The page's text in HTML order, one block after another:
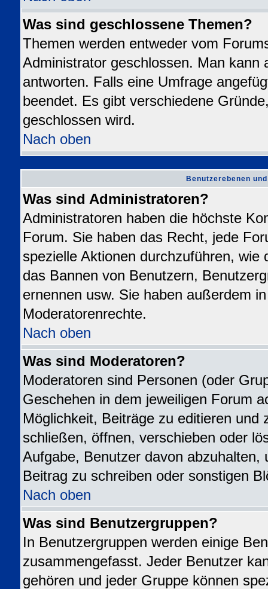
Was sind geschlossene Themen?
Themen werden entweder vom
Administrator geschlossen. Man kann
antworten. Falls eine Umfrage
beendet. Es gibt verschiedene
geschlossen wird.
Nach oben
Benutzerebenen
Was sind Administratoren?
Administratoren haben die höchste
Forum. Sie haben das Recht, jede
spezielle Aktionen durchzuführen, wie
das Bannen von Benutzern,
ernennen usw. Sie haben außerdem
Moderatorenrechte.
Nach oben
Was sind Moderatoren?
Moderatoren sind Personen (oder
Geschehen in dem jeweiligen Forum
Möglichkeit, Beiträge zu editieren und
schließen, öffnen, verschieben oder
Aufgabe, Benutzer davon abzuhalten,
Beitrag zu schreiben oder sonstigen
Nach oben
Was sind Benutzergruppen?
In Benutzergruppen werden einige
zusammengefasst. Jeder Benutzer
gehören und jeder Gruppe können